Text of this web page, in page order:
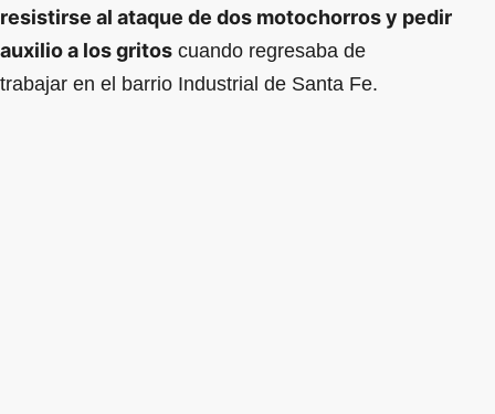
resistirse al ataque de dos motochorros y pedir
auxilio a los gritos cuando regresaba de
trabajar en el barrio Industrial de Santa Fe.